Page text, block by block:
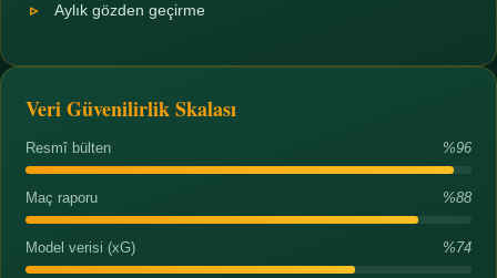
Aylık gözden geçirme
Veri Güvenilirlik Skalası
Resmî bülten %96
Maç raporu %88
Model verisi (xG) %74